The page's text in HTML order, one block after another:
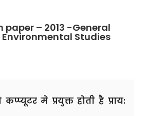
paper – 2013 -General
Studies
कप्प्यूटर मे प्रयुक्त होती है प्राय: